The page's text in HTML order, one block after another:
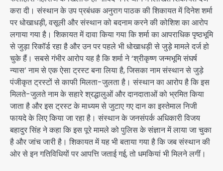
करा दी। संस्थान के उप प्रबंधक अनुराग पाठक की शिकायत में दिनेश शर्मा
पर धोखाधड़ी, वसूली और संस्थान को बदनाम करने की कोशिश का आरोप
लगाया गया है। शिकायत में दावा किया गया कि शर्मा का आपराधिक पृष्ठभूमि
से जुड़ा रिकॉर्ड रहा है और उन पर पहले भी धोखाधड़ी से जुड़े मामले दर्ज हो
चुके हैं। सबसे गंभीर आरोप यह है कि शर्मा ने ‘श्रीकृष्ण जन्मभूमि संघर्ष
न्यास’ नाम से एक ऐसा ट्रस्ट बना लिया है, जिसका नाम संस्थान से जुड़े
पंजीकृत ट्रस्टों से काफी मिलता-जुलता है। संस्थान का आरोप है कि इस
मिलते-जुलते नाम के सहारे श्रद्धालुओं और दानदाताओं को भ्रमित किया
जाता है और इस ट्रस्ट के माध्यम से जुटाए गए दान का इस्तेमाल निजी
फायदे के लिए किया जा रहा है। संस्थान के जनसंपर्क अधिकारी विजय
बहादुर सिंह ने कहा कि इस पूरे मामले को पुलिस के संज्ञान में लाया जा चुका
है और जांच जारी है। शिकायत में यह भी बताया गया है कि जब संस्थान की
ओर से इन गतिविधियों पर आपत्ति जताई गई, तो धमकियां भी मिलने लगीं।